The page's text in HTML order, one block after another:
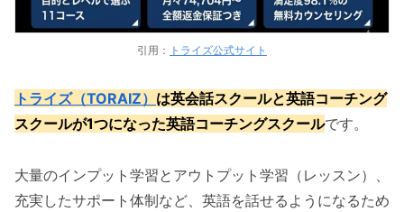
引用： トライズ公式サイト
トライズ（TORAIZ） は英会話スクールと英語コーチング
スクールが1つになった英語コーチングスクールです。
大量のインプット学習とアウトプット学習（レッスン）、
充実したサポート体制など、英語を話せるようになるため